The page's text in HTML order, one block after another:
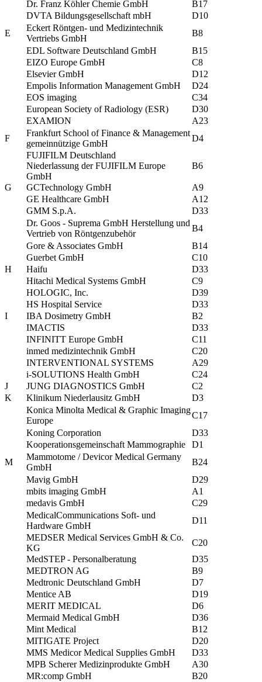
Dr. Franz Köhler Chemie GmbH
B17
DVTA Bildungsgesellschaft mbH
D10
E
Eckert Röntgen- und Medizintechnik
Vertriebs GmbH
B8
EDL Software Deutschland GmbH
B15
EIZO Europe GmbH
C8
Elsevier GmbH
D12
Empolis Information Management GmbH
D24
EOS imaging
C34
European Society of Radiology (ESR)
D30
EXAMION
A23
F
Frankfurt School of Finance & Management
gemeinnützige GmbH
D4
FUJIFILM Deutschland
Niederlassung der FUJIFILM Europe
GmbH
B6
G GCTechnology GmbH
A9
GE Healthcare GmbH
A12
GMM S.p.A.
D33
Dr. Goos - Suprema GmbH Herstellung und
Vertrieb von Röntgenzubehör
B4
Gore & Associates GmbH
B14
Guerbet GmbH
C10
H
Haifu
D33
Hitachi Medical Systems GmbH
C9
HOLOGIC, Inc.
D39
HS Hospital Service
D33
I
IBA Dosimetry GmbH
B2
IMACTIS
D33
INFINITT Europe GmbH
C11
inmed medizintechnik GmbH
C20
INTERVENTIONAL SYSTEMS
A29
i-SOLUTIONS Health GmbH
C24
J
JUNG DIAGNOSTICS GmbH
C2
K
Klinikum Niederlausitz GmbH
D3
Konica Minolta Medical & Graphic Imaging
Europe
C17
Koning Corporation
D33
Kooperationsgemeinschaft Mammographie
D1
M
Mammotome / Devicor Medical Germany
GmbH
B24
Mavig GmbH
D29
mbits imaging GmbH
A1
medavis GmbH
C29
MedicalCommunications Soft- und
Hardware GmbH
D11
MEDSER Medical Services GmbH & Co.
KG
C20
MedSTEP - Personalberatung
D35
MEDTRON AG
B9
Medtronic Deutschland GmbH
D7
Mentice AB
D19
MERIT MEDICAL
D6
Mermaid Medical GmbH
D36
Mint Medical
B12
MITIGATE Project
D20
MMS Medicor Medical Supplies GmbH
D33
MPB Scherer Medizinprodukte GmbH
A30
MR:comp GmbH
B20